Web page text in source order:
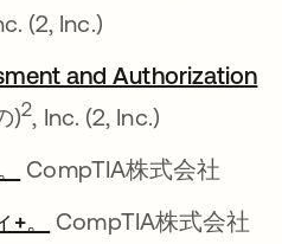
(2, Inc.)
and Authorization
)2, Inc. (2, Inc.)
新しいタブで開く
CompTIA株式会社
。
新しいタブで開く
CompTIA株式会社